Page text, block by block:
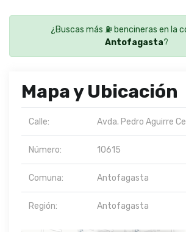
¿Buscas más ⛽ bencineras en la
Antofagasta?
Mapa y Ubicación
Calle: Avda. Pedro Aguirre
Número: 10615
Comuna: Antofagasta
Región: Antofagasta